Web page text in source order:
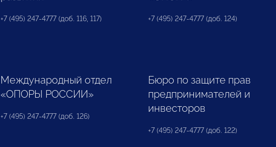
+7 (495) 247-4777 (доб. 116, 117) +7 (495) 247-4777 (доб. 124)
Международный отдел
«ОПОРЫ РОССИИ»
+7 (495) 247-4777 (доб. 126)
Бюро по защите прав
предпринимателей и
инвесторов
+7 (495) 247-4777 (доб. 122)